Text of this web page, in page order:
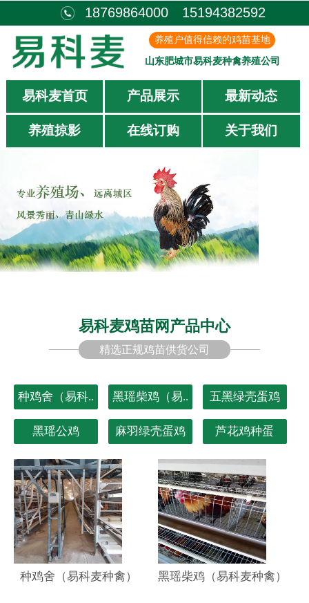
18769864000 15194382592
养殖户值得信赖的鸡苗基地
山东肥城市易科麦种禽养殖公司
易科麦首页 产品展示 最新动态
养殖掠影 在线订购 关于我们
易科麦鸡苗网产品中心
精选正规鸡苗供货公司
种鸡舍（易科.. 黑瑶柴鸡（易.. 五黑绿壳蛋鸡
黑瑶公鸡 麻羽绿壳蛋鸡 芦花鸡种蛋
种鸡舍（易科麦种禽） 黑瑶柴鸡（易科麦种禽）